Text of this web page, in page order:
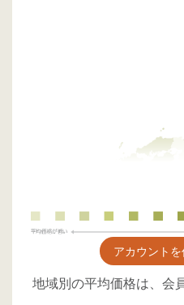
アカウントを
地域別の平均価格は、会